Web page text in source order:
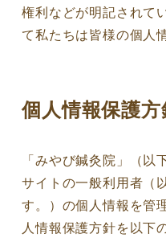
権利などが明記されて
て私たちは皆様の個人
個人情報保護
「みやび鍼灸院」（以
サイトの一般利用者（
す。）の個人情報を管
人情報保護方針を以下